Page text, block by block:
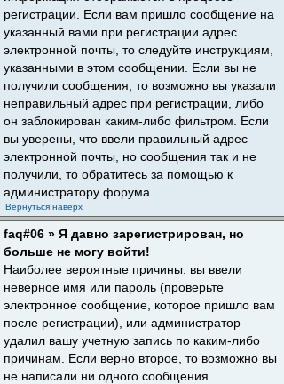
регистрации. Если вам пришло сообщение на
указанный вами при регистрации адрес
электронной почты, то следуйте инструкциям,
указанными в этом сообщении. Если вы не
получили сообщения, то возможно вы указали
неправильный адрес при регистрации, либо
он заблокирован каким-либо фильтром. Если
вы уверены, что ввели правильный адрес
электронной почты, но сообщения так и не
получили, то обратитесь за помощью к
администратору форума.
Вернуться наверх
faq#06 » Я давно зарегистрирован, но
больше не могу войти!
Наиболее вероятные причины: вы ввели
неверное имя или пароль (проверьте
электронное сообщение, которое пришло вам
после регистрации), или администратор
удалил вашу учетную запись по каким-либо
причинам. Если верно второе, то возможно вы
не написали ни одного сообщения.